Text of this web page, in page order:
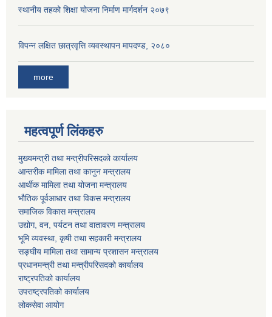
स्थानीय तहको शिक्षा योजना निर्माण मार्गदर्शन २०७९
विपन्न लक्षित छात्रवृत्ति व्यवस्थापन मापदण्ड, २०८०
more
महत्वपूर्ण लिंकहरु
मुख्यमन्त्री तथा मन्त्रीपरिसदको कार्यालय
आन्तरीक मामिला तथा कानुन मन्त्रालय
आर्थीक मामिला तथा योजना मन्त्रालय
भौतिक पूर्वआधार तथा विकस मन्त्रालय
समाजिक विकास मन्त्रालय
उद्योग, वन, पर्यटन तथा वातावरण मन्त्रालय
भूमि व्यवस्था, कृषी तथा सहकारी मन्त्रालय
सङ्घीय मामिला तथा सामान्य प्रशासन मन्त्रालय
प्रधानमन्त्री तथा मन्त्रीपरिसदको कार्यालय
राष्ट्रपतिको कार्यालय
उपराष्ट्रपतिको कार्यालय
लोकसेवा आयोग